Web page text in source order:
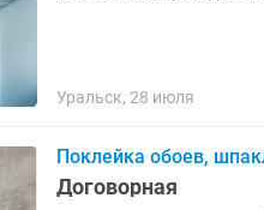
Уральск, 28 июля
Поклейка обоев,
Договорная